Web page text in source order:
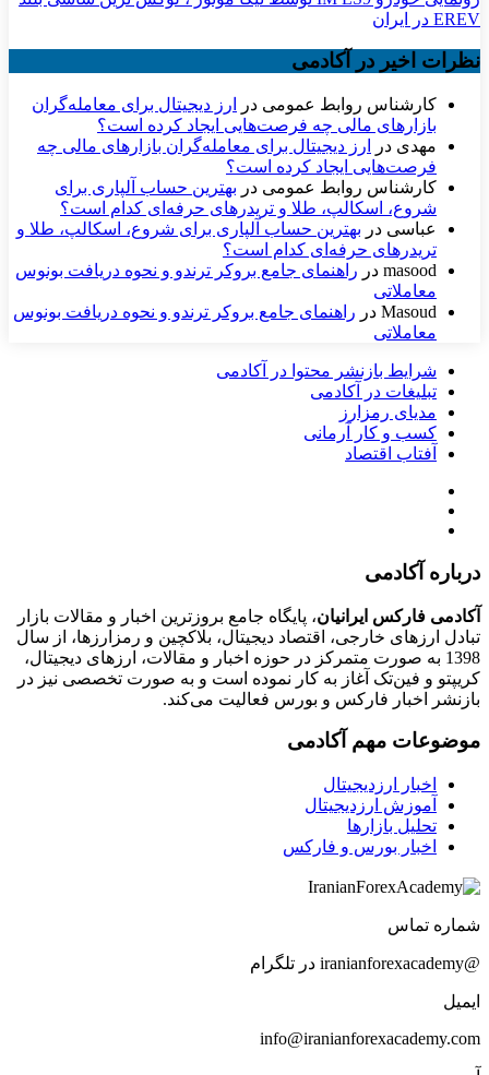
EREV در ایران
نظرات اخیر در آکادمی
کارشناس روابط عمومی در
ارز دیجیتال برای معامله‌گران
بازارهای مالی چه فرصت‌هایی ایجاد کرده است؟
مهدی در
ارز دیجیتال برای معامله‌گران بازارهای مالی چه
فرصت‌هایی ایجاد کرده است؟
کارشناس روابط عمومی در بهترین حساب آلپاری برای
شروع، اسکالپ، طلا و تریدرهای حرفه‌ای کدام است؟
عباسی در بهترین حساب آلپاری برای شروع، اسکالپ، طلا و
تریدرهای حرفه‌ای کدام است؟
masood در راهنمای جامع بروکر ترندو و نحوه دریافت بونوس
معاملاتی
Masoud در راهنمای جامع بروکر ترندو و نحوه دریافت بونوس
معاملاتی
شرایط بازنشر محتوا در آکادمی
تبلیغات در آکادمی
مدیای رمزارز
کسب و کار آرمانی
آفتاب اقتصاد
درباره آکادمی
آکادمی فارکس ایرانیان، پایگاه جامع بروزترین اخبار و مقالات بازار
تبادل ارزهای خارجی، اقتصاد دیجیتال، بلاکچین و رمزارزها، از سال
1398 به صورت متمرکز در حوزه اخبار و مقالات، ارزهای‌ دیجیتال،
کریپتو و فین‌تک آغاز به کار نموده است و به صورت تخصصی نیز در
بازنشر اخبار فارکس و بورس فعالیت می‌کند.
موضوعات مهم آکادمی
اخبار ارزدیجیتال
آموزش ارزدیجیتال
تحلیل بازارها
اخبار بورس و فارکس
شماره تماس
@iranianforexacademy در تلگرام
ایمیل
info@iranianforexacademy.com